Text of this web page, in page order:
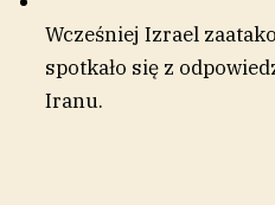
Wcześniej Izrael
spotkało się z
Iranu.